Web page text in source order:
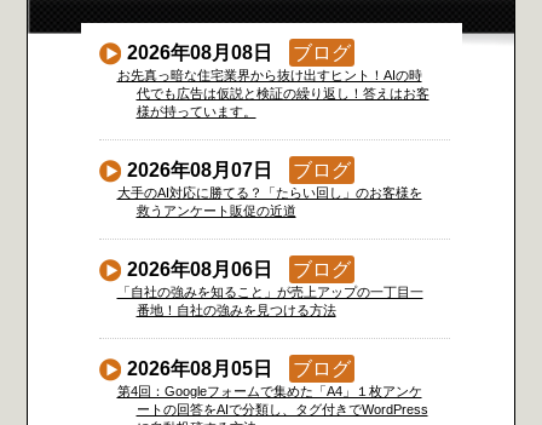
2026年08月08日 ブログ
お先真っ暗な住宅業界から抜け出すヒント！AIの時
代でも広告は仮説と検証の繰り返し！答えはお客
様が持っています。
2026年08月07日 ブログ
大手のAI対応に勝てる？「たらい回し」のお客様を
救うアンケート販促の近道
2026年08月06日 ブログ
「自社の強みを知ること」が売上アップの一丁目一
番地！自社の強みを見つける方法
2026年08月05日 ブログ
第4回：Googleフォームで集めた「A4」１枚アンケ
ートの回答をAIで分類し、タグ付きでWordPress